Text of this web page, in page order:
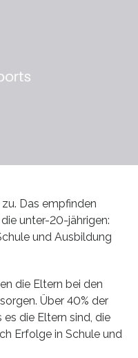
Das empfinden
unter-20-jährigen:
und Ausbildung
die Eltern bei den
Über 40% der
es die Eltern sind, die
Erfolge in Schule und